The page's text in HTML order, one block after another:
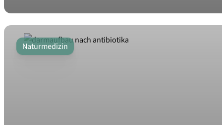
Naturmedizin